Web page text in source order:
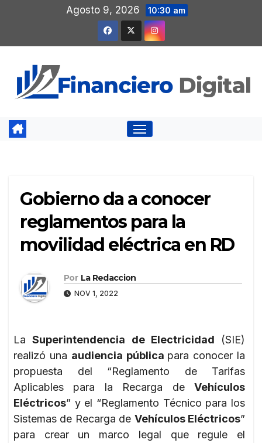
contenido
Agosto 9, 2026 10:30 am
Gobierno da a conocer
reglamentos para la
movilidad eléctrica en RD
Por La Redaccion
NOV 1, 2022
LaSuperintendencia de Electricidad (SIE)
realizó una audiencia pública para conocer la
propuesta del “Reglamento de Tarifas
Aplicables para la Recarga de Vehículos
Eléctricos” y el “Reglamento Técnico para los
Sistemas de Recarga de Vehículos Eléctricos”
para crear un marco legal que regule el